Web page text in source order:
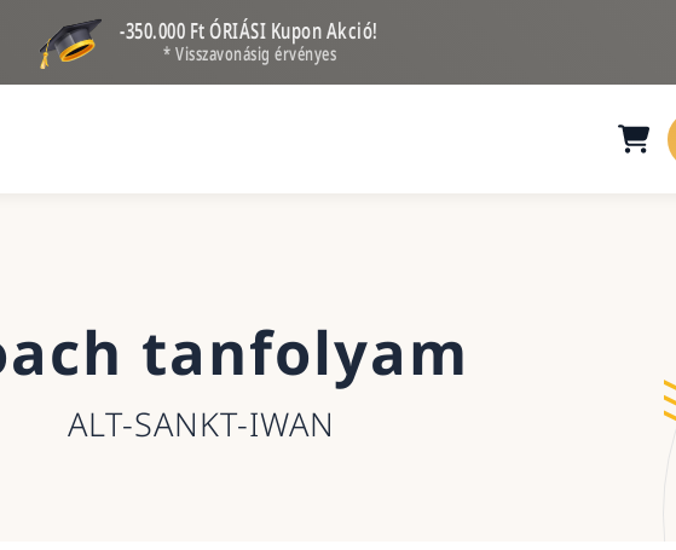
-350.000 Ft ÓRIÁSI Kupon Akció!
* Visszavonásig érvényes
tanfolyam
ALT-SANKT-IWAN